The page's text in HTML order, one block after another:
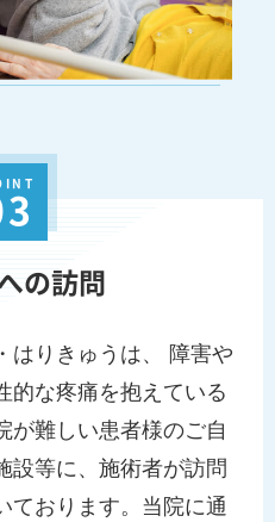
の訪問
はりきゅうは、 障害や
的な疼痛を抱えている
が難しい患者様のご自
設等に、施術者が訪問
ております。当院に通